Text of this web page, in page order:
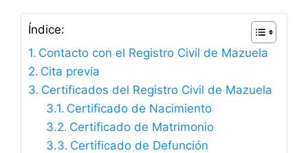
Índice:
Contacto con el Registro Civil de Mazuela
Cita previa
Certificados del Registro Civil de Mazuela
Certificado de Nacimiento
Certificado de Matrimonio
Certificado de Defunción